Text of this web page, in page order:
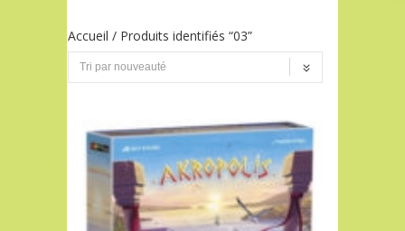
Accueil / Produits identifiés “03”